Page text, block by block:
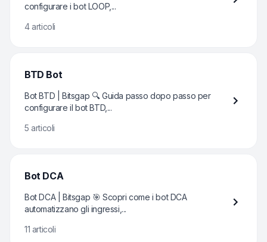
configurare i bot LOOP,...
4 articoli
BTD Bot
Bot BTD | Bitsgap 🔍 Guida passo dopo passo per
configurare il bot BTD,...
5 articoli
Bot DCA
Bot DCA | Bitsgap 🎯 Scopri come i bot DCA
automatizzano gli ingressi,...
11 articoli